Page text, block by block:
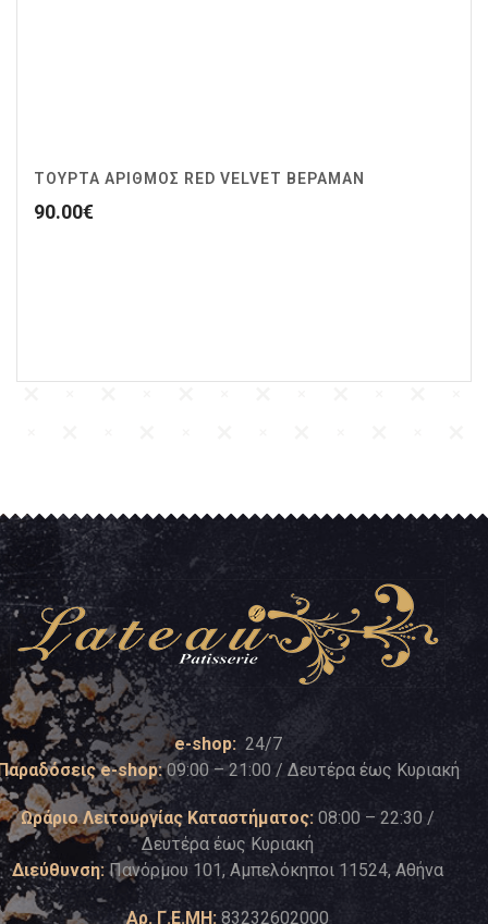
ΤΟΥΡΤΑ ΑΡΙΘΜΟΣ RED VELVET ΒΕΡΑΜΑΝ
90.00€
e-shop: 24/7
e-shop:09:00 – 21:00 / Δευτέρα έως Κυριακή
Ωράριο Λειτουργίας Καταστήματος: 08:00 – 22:30 /
Δευτέρα έως Κυριακή
Διεύθυνση: Πανόρμου 101, Αμπελόκηποι 11524, Αθήνα
Αρ. Γ.Ε.ΜΗ: 83232602000